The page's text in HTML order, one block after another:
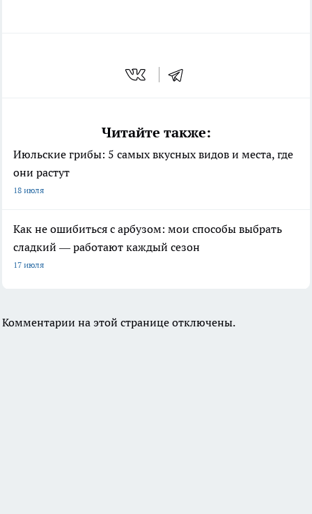
Читайте также:
Июльские грибы: 5 самых вкусных видов и места, где
они растут
18 июля
Как не ошибиться с арбузом: мои способы выбрать
сладкий — работают каждый сезон
17 июля
Комментарии на этой странице отключены.